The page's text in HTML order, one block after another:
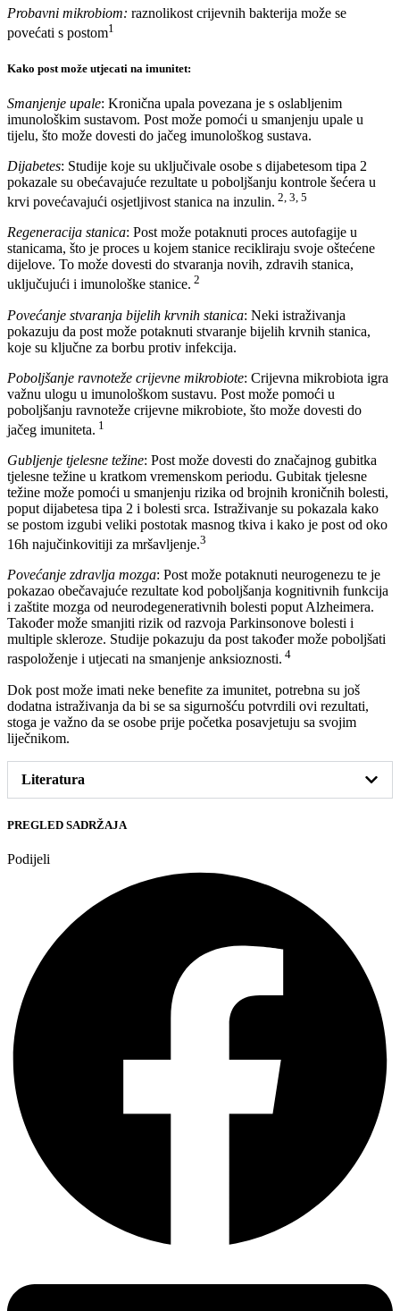
Probavni mikrobiom: raznolikost crijevnih bakterija može se
povećati s postom1
Kako post može utjecati na imunitet:
Smanjenje upale: Kronična upala povezana je s oslabljenim
imunološkim sustavom. Post može pomoći u smanjenju upale u
tijelu, što može dovesti do jačeg imunološkog sustava.
Dijabetes: Studije koje su uključivale osobe s dijabetesom tipa 2
pokazale su obećavajuće rezultate u poboljšanju kontrole šećera u
krvi povećavajući osjetljivost stanica na inzulin. 2, 3, 5
Regeneracija stanica: Post može potaknuti proces autofagije u
stanicama, što je proces u kojem stanice recikliraju svoje oštećene
dijelove. To može dovesti do stvaranja novih, zdravih stanica,
uključujući i imunološke stanice. 2
Povećanje stvaranja bijelih krvnih stanica: Neki istraživanja
pokazuju da post može potaknuti stvaranje bijelih krvnih stanica,
koje su ključne za borbu protiv infekcija.
Poboljšanje ravnoteže crijevne mikrobiote: Crijevna mikrobiota igra
važnu ulogu u imunološkom sustavu. Post može pomoći u
poboljšanju ravnoteže crijevne mikrobiote, što može dovesti do
jačeg imuniteta. 1
Gubljenje tjelesne težine: Post može dovesti do značajnog gubitka
tjelesne težine u kratkom vremenskom periodu. Gubitak tjelesne
težine može pomoći u smanjenju rizika od brojnih kroničnih bolesti,
poput dijabetesa tipa 2 i bolesti srca. Istraživanje su pokazala kako
se postom izgubi veliki postotak masnog tkiva i kako je post od oko
16h najučinkovitiji za mršavljenje.3
Povećanje zdravlja mozga: Post može potaknuti neurogenezu te je
pokazao obečavajuće rezultate kod poboljšanja kognitivnih funkcija
i zaštite mozga od neurodegenerativnih bolesti poput Alzheimera.
Također može smanjiti rizik od razvoja Parkinsonove bolesti i
multiple skleroze. Studije pokazuju da post također može poboljšati
raspoloženje i utjecati na smanjenje anksioznosti. 4
Dok post može imati neke benefite za imunitet, potrebna su još
dodatna istraživanja da bi se sa sigurnošću potvrdili ovi rezultati,
stoga je važno da se osobe prije početka posavjetuju sa svojim
liječnikom.
Literatura
PREGLED SADRŽAJA
Podijeli